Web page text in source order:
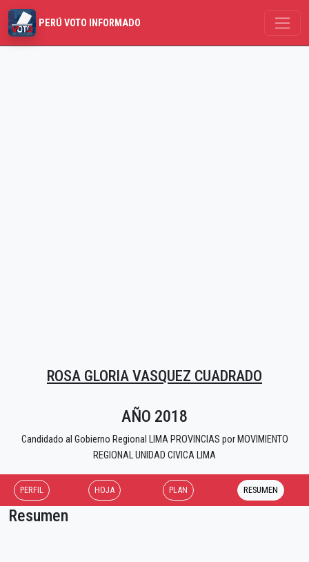
PERÚ VOTO INFORMADO
ROSA GLORIA VASQUEZ CUADRADO
AÑO 2018
Candidado al Gobierno Regional LIMA PROVINCIAS por MOVIMIENTO
REGIONAL UNIDAD CIVICA LIMA
PERFIL HOJA PLAN RESUMEN
Resumen